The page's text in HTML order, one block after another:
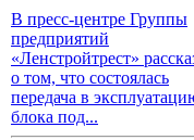
В пресс-центре Группы
предприятий
«Ленстройтрест»
о том, что состоялась
передача в
блока под...